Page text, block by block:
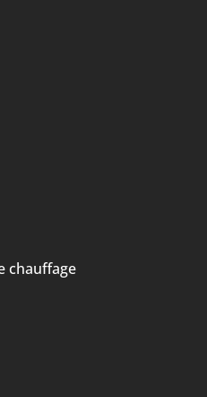
chauffage